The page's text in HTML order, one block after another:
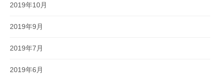
2019年10月
2019年9月
2019年7月
2019年6月